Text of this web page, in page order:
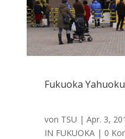
Fukuoka
von TSU | Apr. 3,
IN FUKUOKA| 0